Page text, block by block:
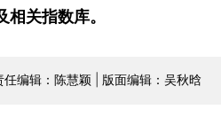
关指数库。
任编辑：陈慧颖 | 版面编辑：吴秋晗